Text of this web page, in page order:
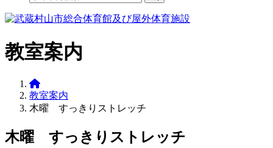
教室案内
教室案内
木曜 すっきりストレッチ
木曜 すっきりストレッチ